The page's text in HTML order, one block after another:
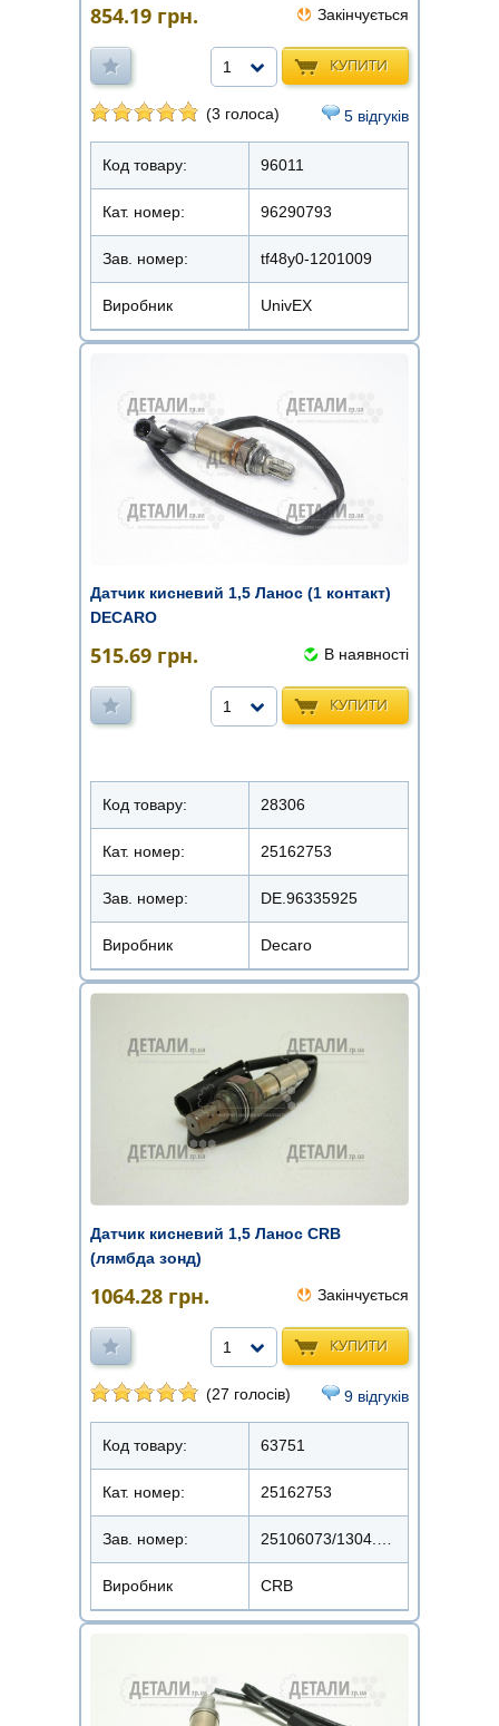
854.19 грн. Закінчується
КУПИТИ
1
(3 голоса) 5 відгуків
Код товару: 96011
Кат. номер: 96290793
Зав. номер: tf48y0-1201009
Виробник UnivEX
Датчик кисневий 1,5 Ланос (1 контакт)
DECARO
515.69 грн. В наявності
КУПИТИ
1
Код товару: 28306
Кат. номер: 25162753
Зав. номер: DE.96335925
Виробник Decaro
Датчик кисневий 1,5 Ланос CRB
(лямбда зонд)
1064.28 грн. Закінчується
КУПИТИ
1
(27 голосів) 9 відгуків
Код товару: 63751
Кат. номер: 25162753
Зав. номер:
Виробник CRB